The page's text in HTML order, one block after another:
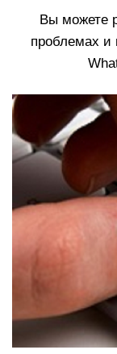
Вы можете
проблемах и